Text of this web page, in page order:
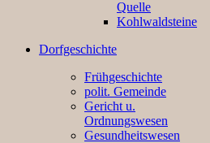
Quelle
Kohlwaldsteine
Dorfgeschichte
Frühgeschichte
polit. Gemeinde
Gericht u.
Ordnungswesen
Gesundheitswesen